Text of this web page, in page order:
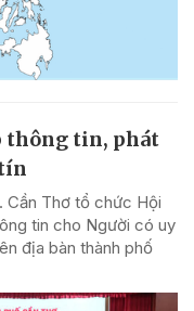
thông tin, phát
Cần Thơ tổ chức Hội
tin cho Người có uy
địa bàn thành phố